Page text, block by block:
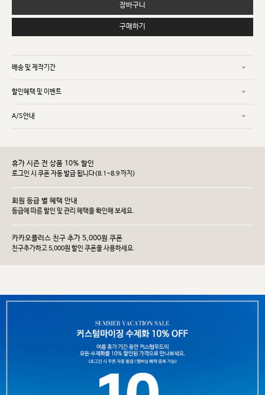
장바구니
구매하기
배송 및 제작기간
할인혜택 및 이벤트
A/S안내
휴가 시즌 전 상품 10% 할인
로그인 시 쿠폰 자동 발급 됩니다(8.1~8.9 까지)
회원 등급 별 혜택 안내
등급에 따른 할인 및 관리 헤택을 확인해 보세요.
카카오플러스 친구 추가 5,000원 쿠폰
친구추가하고 5,000원 할인 쿠폰을 사용하세요.